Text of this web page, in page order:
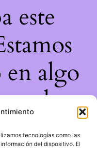
tecnologías como las
del dispositivo. El
este
algo